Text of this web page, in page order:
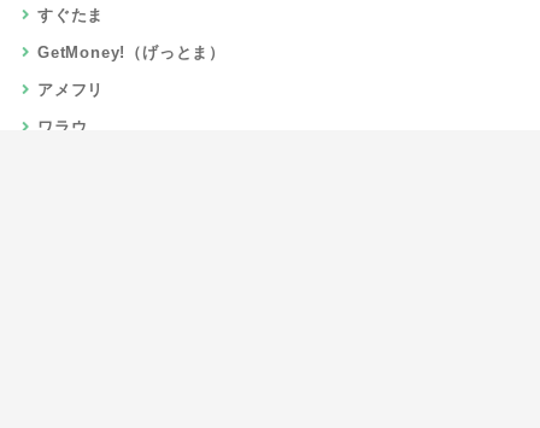
すぐたま
GetMoney!（げっとま）
アメフリ
ワラウ